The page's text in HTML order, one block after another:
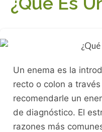
Un enema es la
recto o colon a
recomendarle un
de diagnóstico. El
razones más